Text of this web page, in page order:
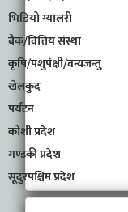
भिडियो ग्यालरी
बैंक/वित्तिय संस्था
कृषि/पशुपंक्षी/वन्यजन्तु
खेलकुद
पर्यटन
कोशी प्रदेश
गण्डकी प्रदेश
सूदुरपश्चिम प्रदेश